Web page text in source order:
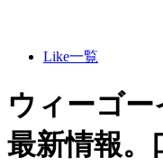
Like一覧
ウィーゴ
最新情報。